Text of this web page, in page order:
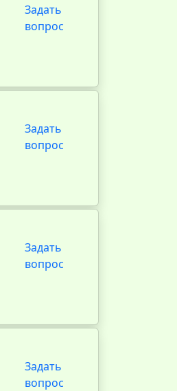
Задать
вопрос
Задать
вопрос
Задать
вопрос
Задать
вопрос